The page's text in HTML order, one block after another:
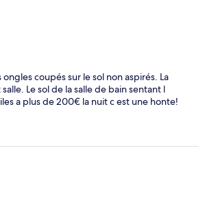
coupés sur le sol non aspirés. La
Le sol de la salle de bain sentant l
a plus de 200€ la nuit c est une honte!